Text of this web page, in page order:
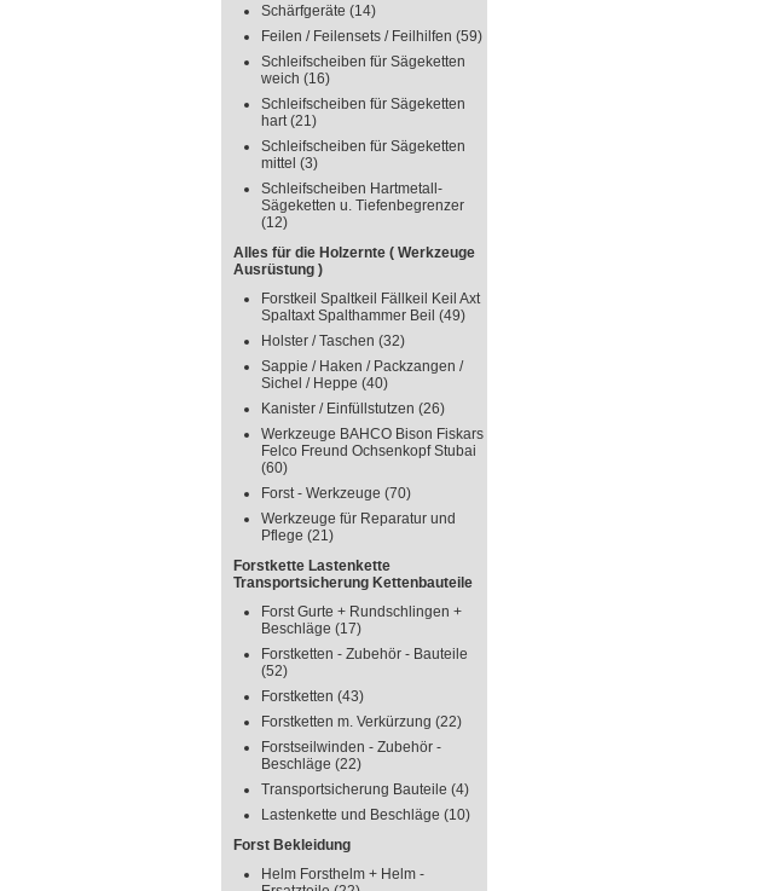
Schärfgeräte (14)
Feilen / Feilensets / Feilhilfen (59)
Schleifscheiben für Sägeketten
weich (16)
Schleifscheiben für Sägeketten
hart(21)
Schleifscheiben für Sägeketten
mittel (3)
Schleifscheiben Hartmetall-
Sägeketten u. Tiefenbegrenzer
(12)
Alles für die Holzernte ( Werkzeuge
Ausrüstung )
Forstkeil Spaltkeil Fällkeil Keil Axt
Spaltaxt Spalthammer Beil (49)
Holster / Taschen (32)
Sappie / Haken / Packzangen /
Sichel / Heppe (40)
Kanister / Einfüllstutzen (26)
Werkzeuge BAHCO Bison Fiskars
Felco Freund Ochsenkopf Stubai
(60)
Forst - Werkzeuge (70)
Werkzeuge für Reparatur und
Pflege (21)
Forstkette Lastenkette
Transportsicherung Kettenbauteile
Forst Gurte + Rundschlingen +
Beschläge (17)
Forstketten - Zubehör - Bauteile
(52)
Forstketten (43)
Forstketten m. Verkürzung (22)
Forstseilwinden - Zubehör -
Beschläge (22)
Transportsicherung Bauteile (4)
Lastenkette und Beschläge (10)
Forst Bekleidung
Helm Forsthelm + Helm -